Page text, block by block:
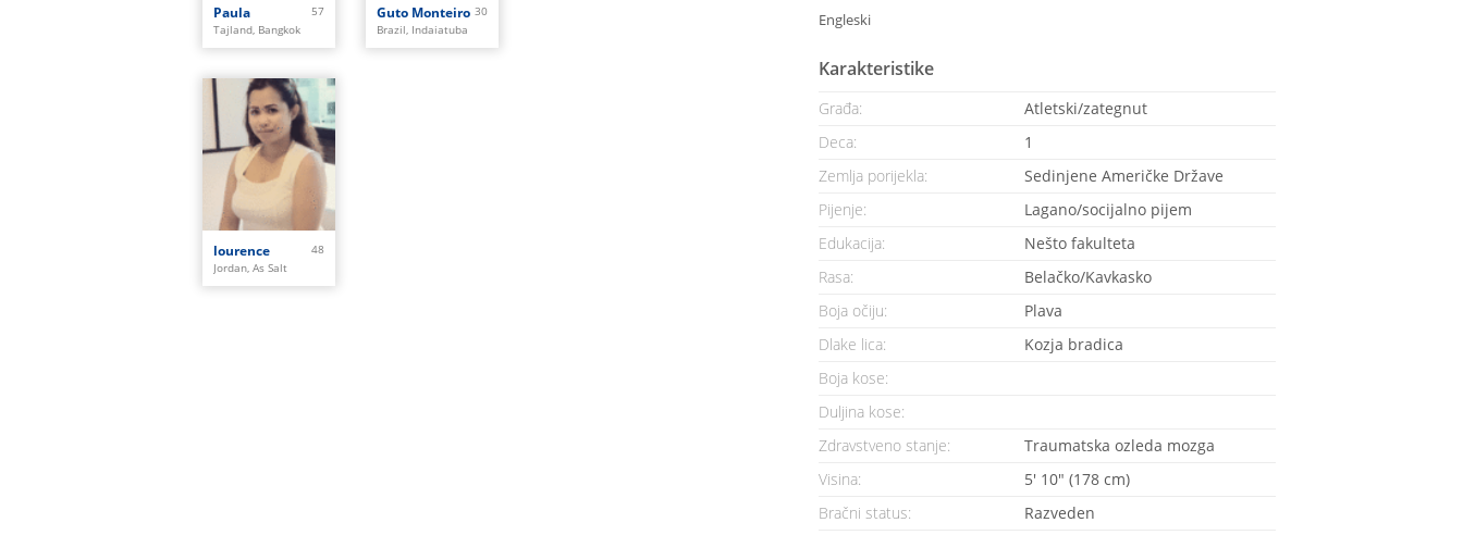
Paula
57
Tajland, Bangkok
Guto Monteiro 30
Brazil, Indaiatuba
lourence
48
Jordan, As Salt
Engleski
Karakteristike
Građa:
Atletski/zategnut
Deca:
1
Zemlja porijekla:
Sedinjene Američke Države
Pijenje:
Lagano/socijalno pijem
Edukacija:
Nešto fakulteta
Rasa:
Belačko/Kavkasko
Boja očiju:
Plava
Dlake lica:
Kozja bradica
Boja kose:
Duljina kose:
Zdravstveno stanje:
Traumatska ozleda mozga
Visina:
5' 10" (178 cm)
Bračni status:
Razveden